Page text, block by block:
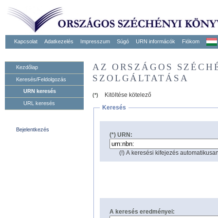
Kapcsolat Adatkezelés Impresszum Súgó URN informácók Fiókom
Kezdőlap
Keresés/Feldolgozás
URN keresés
URL keresés
Bejelentkezés
AZ ORSZÁGOS
SZOLGÁLTATÁSA
(*)
Kitöltése kötelező
Keresés
(*) URN:
(!) A keresési kifejezés
A keresés eredményei: